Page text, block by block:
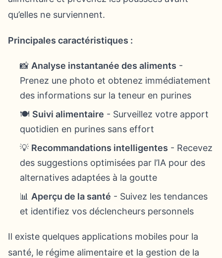
qu’elles ne surviennent.
Principales caractéristiques :
📸 Analyse instantanée des aliments -
Prenez une photo et obtenez immédiatement
des informations sur la teneur en purines
🍽️ Suivi alimentaire - Surveillez votre apport
quotidien en purines sans effort
💡 Recommandations intelligentes - Recevez
des suggestions optimisées par l’IA pour des
alternatives adaptées à la goutte
📊 Aperçu de la santé - Suivez les tendances
et identifiez vos déclencheurs personnels
Il existe quelques applications mobiles pour la
santé, le régime alimentaire et la gestion de la